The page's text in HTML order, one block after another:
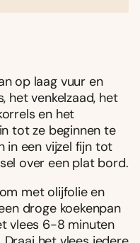
op laag vuur en
het venkelzaad, het
en het
tot ze beginnen te
in een vijzel fijn tot
over een plat bord.
met olijfolie en
droge koekenpan
vlees 6-8 minuten